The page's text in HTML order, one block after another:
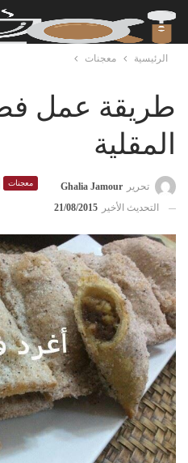
الرئيسية معجنات
طريقة عمل
المقلية
معجنات تحرير
Ghalia Jamour
التحديث الأخير
21/08/2015